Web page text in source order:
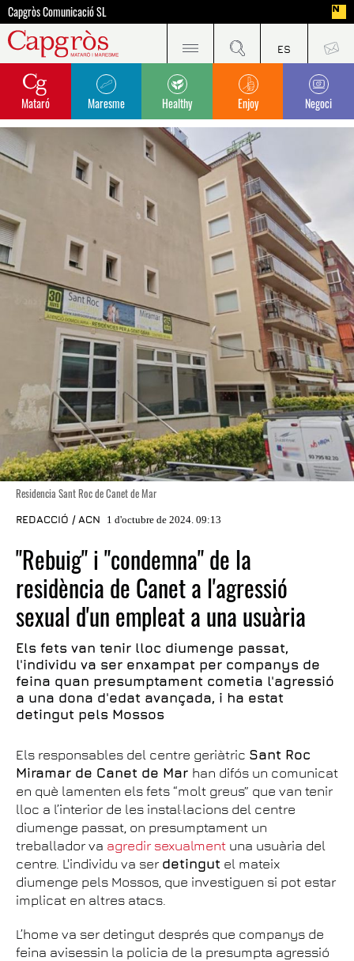
Capgròs Comunicació SL
Mataró Maresme Healthy Enjoy Negoci
Residencia Sant Roc de Canet de Mar
REDACCIÓ / ACN 1 d'octubre de 2024. 09:13
"Rebuig" i "condemna" de la
residència de Canet a l'agressió
sexual d'un empleat a una usuària
Els fets van tenir lloc diumenge passat,
l'individu va ser enxampat per companys de
feina quan presumptament cometia l'agressió
a una dona d'edat avançada, i ha estat
detingut pels Mossos
Els responsables del centre geriàtric Sant Roc
Miramar de Canet de Mar han difós un comunicat
en què lamenten els fets “molt greus” que van tenir
lloc a l’interior de les instal·lacions del centre
diumenge passat, on presumptament un
treballador va agredir sexualment una usuària del
centre. L'individu va ser detingut el mateix
diumenge pels Mossos, que investiguen si pot estar
implicat en altres atacs.
L’home va ser detingut després que companys de
feina avisessin la policia de la presumpta agressió